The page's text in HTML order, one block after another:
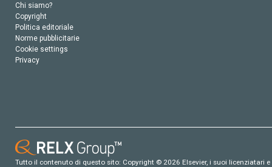
Chi siamo?
Copyright
Politica editoriale
Norme pubblicitarie
Cookie settings
Privacy
Tutto il contenuto di questo sito: Copyright © 2026 Elsevier, i suoi